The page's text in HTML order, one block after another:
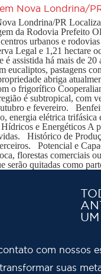
Nova Londrina/
Londrina/PR
da Rodovia Prefeito
urbanos e
Legal e 1,21 hectare
é assistida há mais de
eucaliptos, pastagens
abriga
o frigorífico
é subtropical, com
e fevereiro.
energia elétrica
e Energéticos A
Histórico de
Potencial e
florestas comerciais
serão quitadas como
com nossos
suas